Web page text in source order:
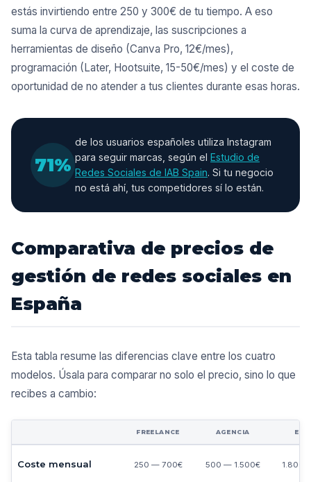
estás invirtiendo entre 250 y 300€ de tu tiempo. A eso
suma la curva de aprendizaje, las suscripciones a
herramientas de diseño (Canva Pro, 12€/mes),
programación (Later, Hootsuite, 15-50€/mes) y el coste de
oportunidad de no atender a tus clientes durante esas horas.
71%
de los usuarios españoles utiliza Instagram
para seguir marcas, según el Estudio de
Redes Sociales de IAB Spain. Si tu negocio
no está ahí, tus competidores sí lo están.
Comparativa de precios de
gestión de redes sociales en
España
Esta tabla resume las diferencias clave entre los cuatro
modelos. Úsala para comparar no solo el precio, sino lo que
recibes a cambio:
FREELANCE AGENCIA
Coste mensual 250 — 700€ 500 — 1.500€ 1.800